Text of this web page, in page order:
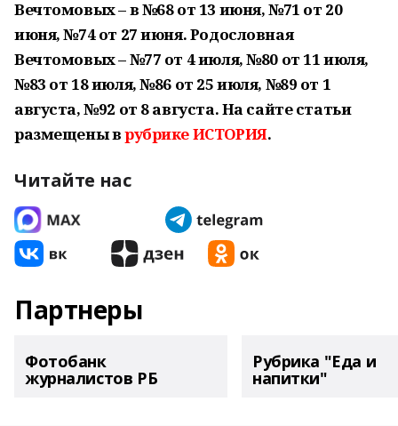
Вечтомовых – в №68 от 13 июня, №71 от 20
июня, №74 от 27 июня. Родословная
Вечтомовых – №77 от 4 июля, №80 от 11 июля,
№83 от 18 июля, №86 от 25 июля, №89 от 1
августа, №92 от 8 августа. На сайте статьи
размещены врубрике ИСТОРИЯ.
Читайте нас
Партнеры
Фотобанк
журналистов РБ
Рубрика "Еда и
напитки"